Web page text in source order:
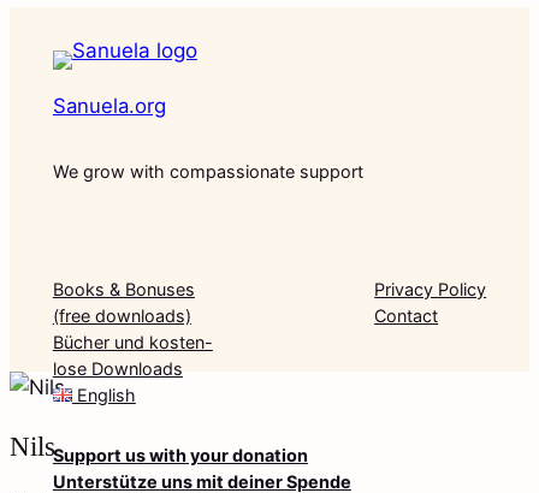
Sanuela.org
We grow with compassionate support
Books & Bonuses
(free downloads)
Bücher und kosten-
lose Downloads
English
Privacy Policy
Contact
Support us with your donation
Unterstütze uns mit deiner Spende
Nils